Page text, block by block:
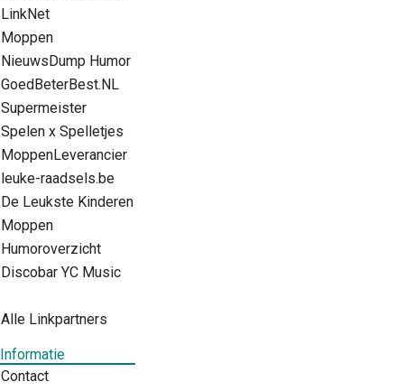
LinkNet
Moppen
NieuwsDump Humor
GoedBeterBest.NL
Supermeister
Spelen x Spelletjes
MoppenLeverancier
leuke-raadsels.be
De Leukste Kinderen
Moppen
Humoroverzicht
Discobar YC Music
Alle Linkpartners
Informatie
Contact